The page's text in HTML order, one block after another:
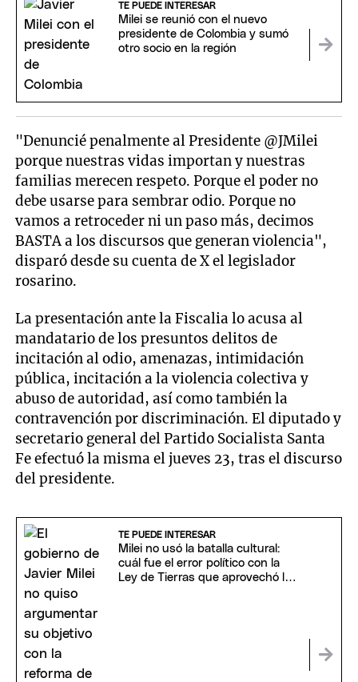
TE PUEDE INTERESAR
Milei se reunió con el nuevo
presidente de Colombia y sumó
otro socio en la región
"Denuncié penalmente al Presidente @JMilei
porque nuestras vidas importan y nuestras
familias merecen respeto. Porque el poder no
debe usarse para sembrar odio. Porque no
vamos a retroceder ni un paso más, decimos
BASTA a los discursos que generan violencia",
disparó desde su cuenta de X el legislador
rosarino.
La presentación ante la Fiscalia lo acusa al
mandatario de los presuntos delitos de
incitación al odio, amenazas, intimidación
pública, incitación a la violencia colectiva y
abuso de autoridad, así como también la
contravención por discriminación. El diputado y
secretario general del Partido Socialista Santa
Fe efectuó la misma el jueves 23, tras el discurso
del presidente.
TE PUEDE INTERESAR
Milei no usó la batalla cultural:
cuál fue el error político con la
Ley de Tierras que aprovechó la